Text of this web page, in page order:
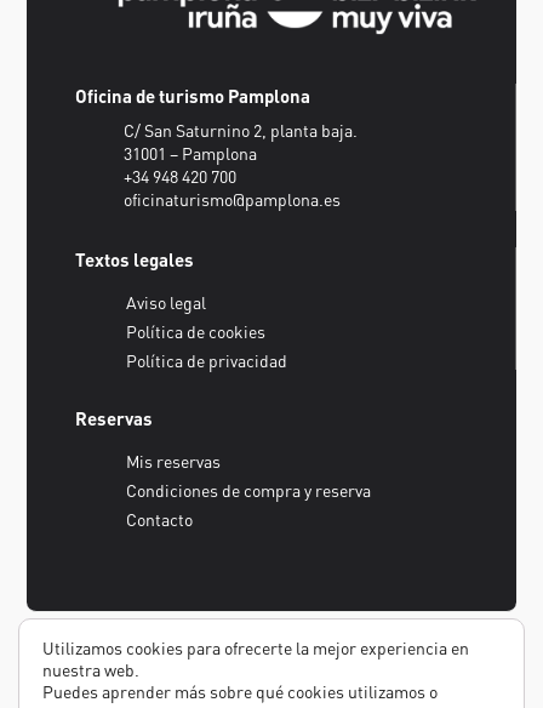
Oficina de turismo Pamplona
C/ San Saturnino 2, planta baja.
31001 – Pamplona
+34 948 420 700
oficinaturismo@pamplona.es
Textos legales
Aviso legal
Política de cookies
Política de privacidad
Reservas
Mis reservas
Condiciones de compra y reserva
Contacto
Utilizamos cookies para ofrecerte la mejor experiencia en
nuestra web.
Puedes aprender más sobre qué cookies utilizamos o